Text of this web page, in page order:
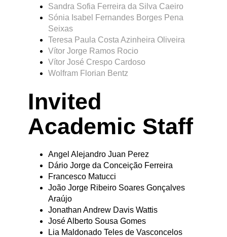
Sandra Sofia Ferreira da Silva Caeiro
Sónia Isabel Fernandes Borges Pena
Seixas
Teresa Paula Costa Azinheira Oliveira
Vítor Jorge Ramos Rocio
Vítor José Crespo Cardoso
Wolfram Florian Bentz
Invited
Academic Staff
Angel Alejandro Juan Perez
Dário Jorge da Conceição Ferreira
Francesco Matucci
João Jorge Ribeiro Soares Gonçalves
Araújo
Jonathan Andrew Davis Wattis
José Alberto Sousa Gomes
Lia Maldonado Teles de Vasconcelos